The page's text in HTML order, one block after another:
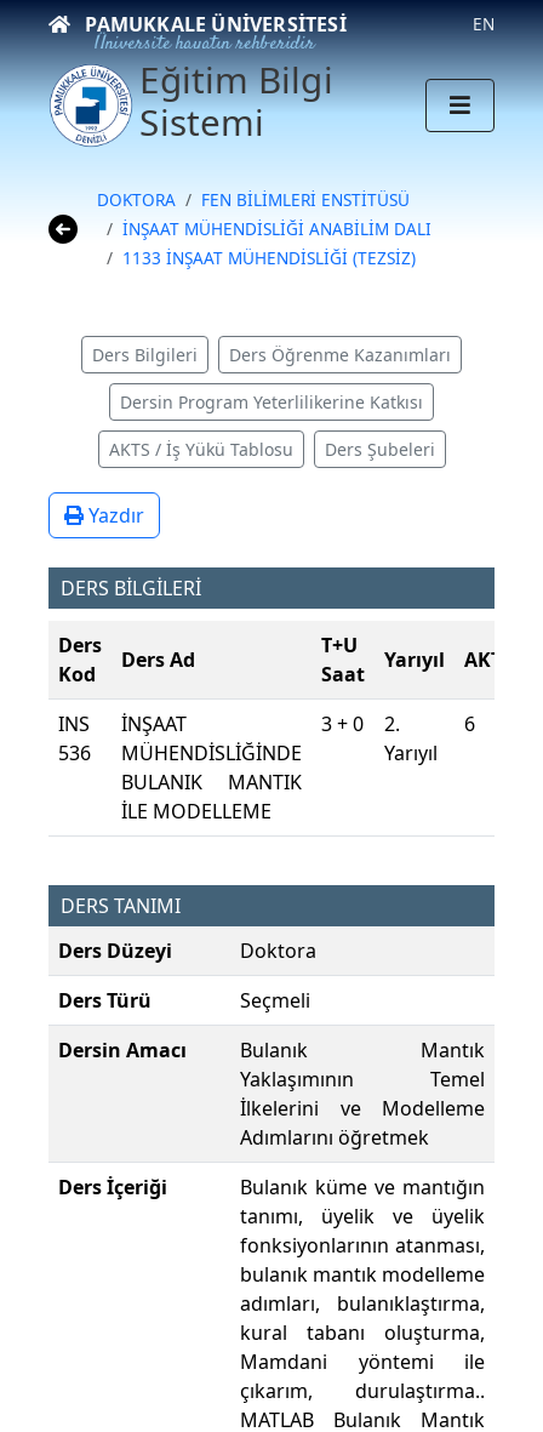
PAMUKKALE ÜNIVERSITESI
Üniversite hayatın rehberidir
EN
Eğitim Bilgi
Sistemi
DOKTORA
FEN BİLİMLERİ ENSTİTÜSÜ
İNŞAAT MÜHENDİSLİĞİ ANABİLİM DALI
1133 İNŞAAT MÜHENDİSLİĞİ (TEZSİZ)
Ders Bilgileri Ders Öğrenme Kazanımları
Dersin Program Yeterlilikerine Katkısı
AKTS / İş Yükü Tablosu Ders Şubeleri
Yazdır
DERS BİLGİLERİ
Ders
Kod
Ders Ad
T+U
Saat
Yarıyıl AKTS
INS
536
İNŞAAT
MÜHENDİSLİĞİNDE
BULANIK MANTIK
İLE MODELLEME
3 + 0
2.
Yarıyıl
6
DERS TANIMI
Ders Düzeyi
Doktora
Ders Türü
Seçmeli
Dersin Amacı
Bulanık Mantık
Yaklaşımının Temel
İlkelerini ve Modelleme
Adımlarını öğretmek
Ders İçeriği
Bulanık küme ve mantığın
tanımı, üyelik ve üyelik
fonksiyonlarının atanması,
bulanık mantık modelleme
adımları, bulanıklaştırma,
kural tabanı oluşturma,
Mamdani yöntemi ile
çıkarım, durulaştırma..
MATLAB Bulanık Mantık